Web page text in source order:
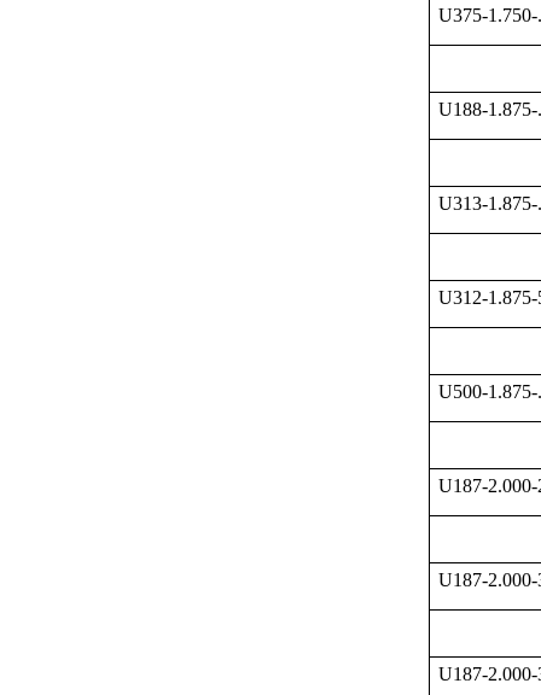
U375-1.750-
U188-1.875-
U313-1.875-
U312-
U500-1.875-
U187-
U187-
U187-